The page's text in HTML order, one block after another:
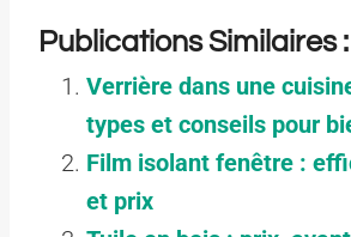
Publications Similaires :
Verrière dans une
types et conseils pour
Film isolant fenêtre :
et prix